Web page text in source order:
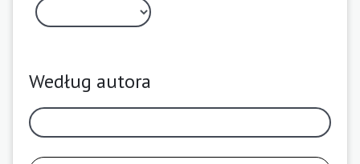
Według autora